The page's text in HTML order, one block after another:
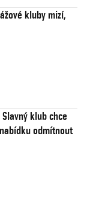
kluby mizí,
Slavný klub chce
odmítnout